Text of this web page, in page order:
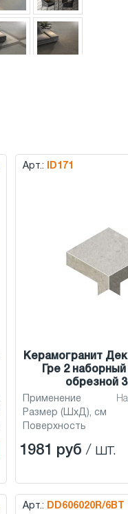
Арт.: ID171
Керамогранит
Гре 2
обрезной
Применение
Размер (ШхД), см
Поверхность
1981 руб / шт.
Арт.: DD606020R/6BT